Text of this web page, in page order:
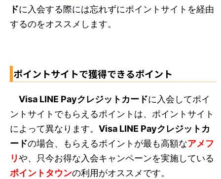
ドに入会する際には忘れずにポイントサイトを経由
するのをオススメします。
ポイントサイトで獲得できるポイント
Visa LINE Payクレジットカードに入会してポイ
ントサイトでもらえるポイントは、ポイントサイト
によって異なります。 Visa LINE Payクレジットカ
ードの場合、もらえるポイントが最も高額なアメフ
リや、只今お得な入会キャンペーンを実施している
ポイントタウンの利用がオススメです。